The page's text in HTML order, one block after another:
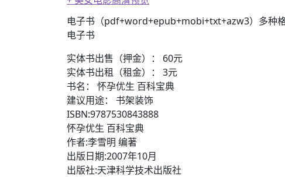
+ 恭喜IP为180.201.1.217的网友为电子书籍《动力
电子书（pdf+word+epub+mobi+txt+azw3）多种
电子书
实体书出售（押金）： 60元
实体书出租（租金）： 3元
书名： 怀孕优生 百科宝典
建议用途： 书架装饰
ISBN:9787530843888
怀孕优生 百科宝典
作者:李雪明 编著
出版日期:2007年10月
出版社:天津科学技术出版社